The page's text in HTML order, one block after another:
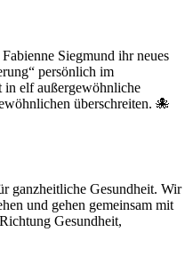
Siegmund ihr neues
persönlich im
in elf außergewöhnliche
überschreiten. 🐙
ganzheitliche Gesundheit. Wir
und gehen gemeinsam mit
Gesundheit,